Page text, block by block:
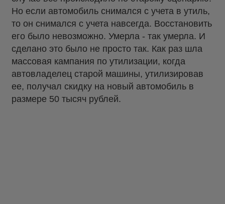
Но если автомобиль снимался с учета в утиль,
то он снимался с учета навсегда. Восстановить
его было невозможно. Умерла - так умерла. И
сделано это было не просто так. Как раз шла
массовая кампания по утилизации, когда
автовладелец старой машины, утилизировав
ее, получал скидку на новый автомобиль в
размере 50 тысяч рублей.